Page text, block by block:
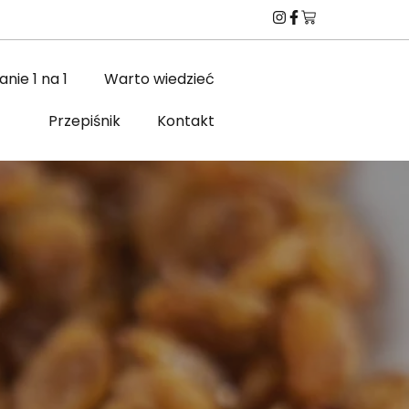
1 na 1
Warto wiedzieć
Przepiśnik
Kontakt